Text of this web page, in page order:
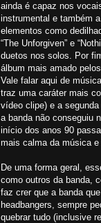
ainda é capaz nos
instrumental e também
elementos como
“The Unforgiven” e
duetos nos solos. Por
álbum mais amado
Vale falar aqui de
traz uma caráter mais
vídeo clipe) e a
a banda não conseguiu
início dos anos 90
mais calma da música e
De uma forma geral,
como outros da banda,
faz crer que a banda
headbangers, sempre
quebrar tudo (inclusive